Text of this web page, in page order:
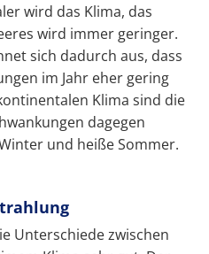
wird das Klima, das
wird immer geringer.
sich dadurch aus, dass
im Jahr eher gering
Klima sind die
dagegen
und heiße Sommer.
Unterschiede zwischen